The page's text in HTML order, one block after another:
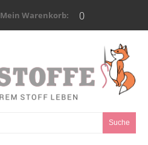
Mein Warenkorb: 0
Suche